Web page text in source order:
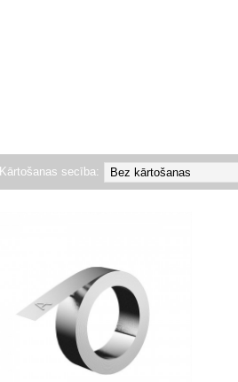
Kārtošanas secība: